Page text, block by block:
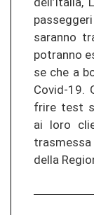
sa­ran­no
po­tran­no
se che a
Covid-​19.
fri­re test
ai loro
della